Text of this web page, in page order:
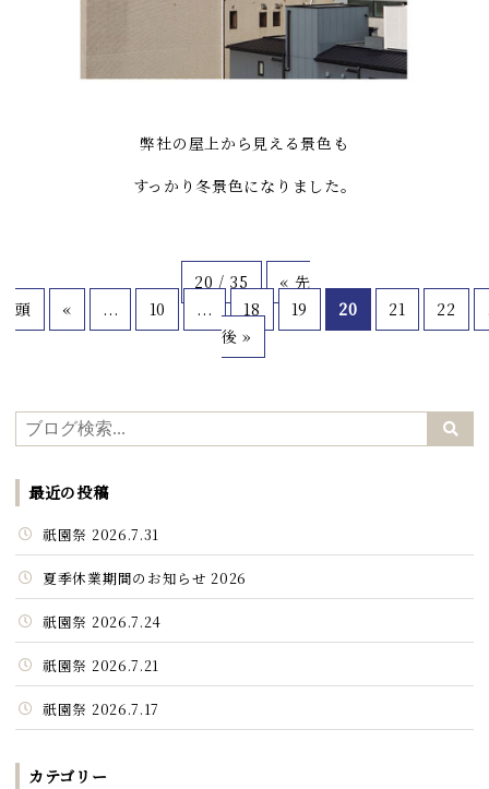
弊社の屋上から見える景色も
すっかり冬景色になりました。
20 / 35
« 先
頭
« ... 10 ... 18 19 20 21 22
後 »
最近の投稿
祇園祭 2026.7.31
夏季休業期間のお知らせ 2026
祇園祭 2026.7.24
祇園祭 2026.7.21
祇園祭 2026.7.17
カテゴリー